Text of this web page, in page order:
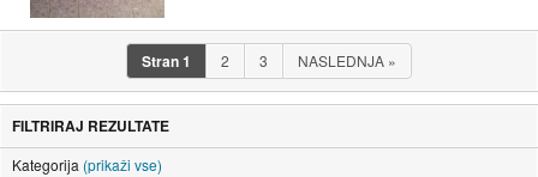
Stran1 2 3 NASLEDNJA »
FILTRIRAJ REZULTATE
Kategorija (prikaži vse)